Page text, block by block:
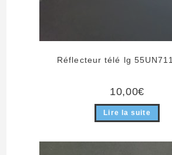
Réflecteur télé lg
10,00€
Lire la suite